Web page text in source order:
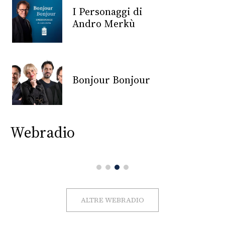
RMC
CONSIGLIA
I Personaggi di
Andro Merkù
Bonjour Bonjour
Webradio
ALTRE WEBRADIO